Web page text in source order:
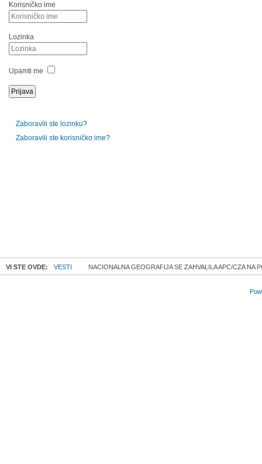
Korisničko ime
Lozinka
Upamti me
Zaboravili ste lozinku?
Zaboravili ste korisničko ime?
VI STE OVDE: VESTI NACIONALNA GEOGRAFIJA SE ZAHVALILA APC/CZA NA